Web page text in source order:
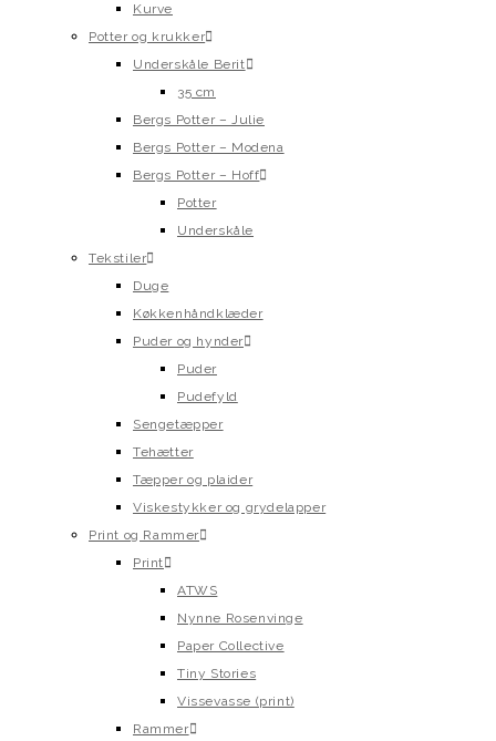
Kurve
Potter og krukker
Underskåle Berit
35 cm
Bergs Potter – Julie
Bergs Potter – Modena
Bergs Potter – Hoff
Potter
Underskåle
Tekstiler
Duge
Køkkenhåndklæder
Puder og hynder
Puder
Pudefyld
Sengetæpper
Tehætter
Tæpper og plaider
Viskestykker og grydelapper
Print og Rammer
Print
ATWS
Nynne Rosenvinge
Paper Collective
Tiny Stories
Vissevasse (print)
Rammer